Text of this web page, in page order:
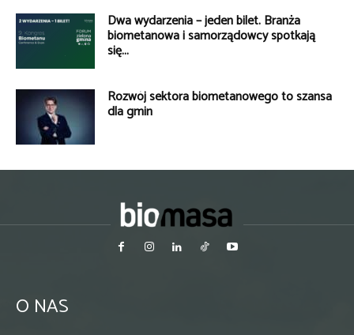
Dwa wydarzenia – jeden bilet. Branża
biometanowa i samorządowcy spotkają
się...
Rozwój sektora biometanowego to szansa
dla gmin
O NAS